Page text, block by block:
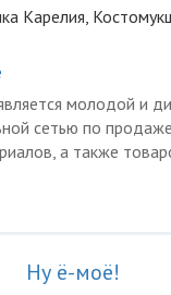
Карелия,
молодой и
сетью по
а также
Ну ё-моё!